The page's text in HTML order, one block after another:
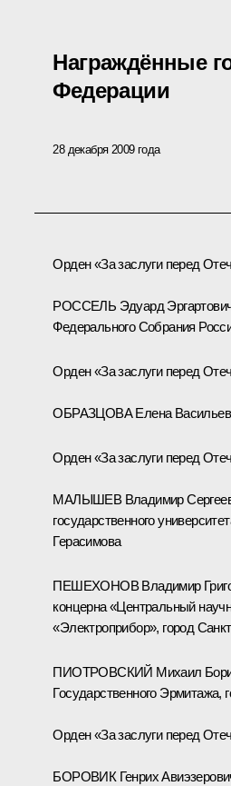
Награждённые
Федерации
28 декабря 2009 года
Орден «За заслуги перед
РОССЕЛЬ Эдуард
Федерального Собрания
Орден «За заслуги перед
ОБРАЗЦОВА Елена
Орден «За заслуги перед
МАЛЫШЕВ Владимир
государственного
Герасимова
ПЕШЕХОНОВ Владимир
концерна «Центральный
«Электроприбор», город
ПИОТРОВСКИЙ Михаил
Государственного Эрмитажа,
Орден «За заслуги перед
БОРОВИК Генрих